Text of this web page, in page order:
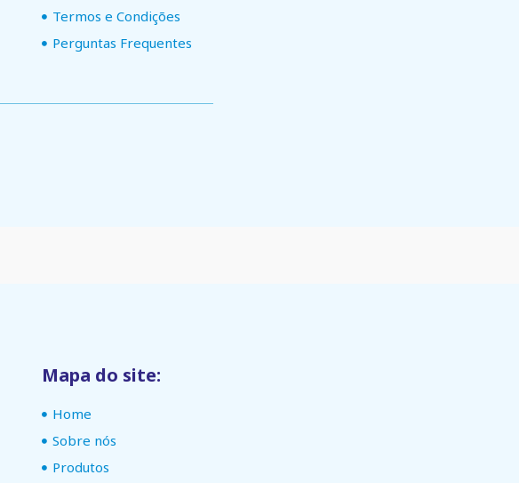
Termos e Condições
Perguntas Frequentes
Mapa do site:
Home
Sobre nós
Produtos